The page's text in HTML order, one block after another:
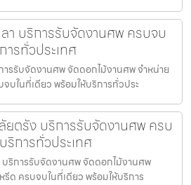
า บริการรับจัดงานศพ ครบจบ
ารทั่วประเทศ
รรับจัดงานศพ จัดดอกไม้งานศพ จำหน่าย
บในที่เดียว พร้อมให้บริการทั่วประ
ยตรัง บริการรับจัดงานศพ ครบ
ริการทั่วประเทศ
ริการรับจัดงานศพ จัดดอกไม้งานศพ
รีด ครบจบในที่เดียว พร้อมให้บริการ